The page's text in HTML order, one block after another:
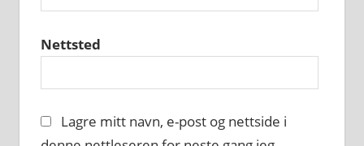
Nettsted
Lagre mitt navn, e-post og nettside i